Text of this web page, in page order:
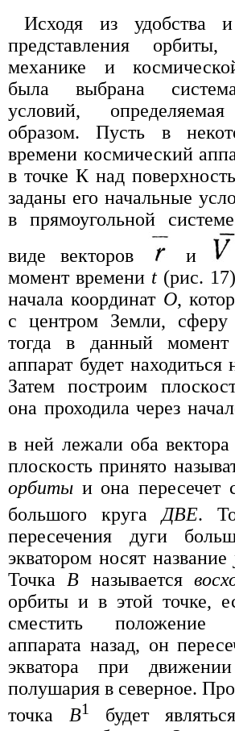
Исходя из удобства и
представления
механике и
была выбрана
условий,
образом. Пусть в
времени космический
в точке К над
заданы его начальные
в прямоугольной
виде векторов
и
момент времени t (рис.
начала координат О,
с центром Земли, сферу
тогда в данный момент
аппарат будет находиться
Затем построим
она проходила через
в ней лежали оба вектора
плоскость принято
орбиты и она пересечет
большого круга ДВЕ.
пересечения дуги
экватором носят название
Точка В называется
орбиты и в этой точке,
сместить положение
аппарата назад, он
экватора при
полушария в северное.
точка В1 будет